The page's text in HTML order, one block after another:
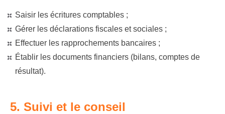
Saisir les écritures comptables ;
Gérer les déclarations fiscales et sociales ;
Effectuer les rapprochements bancaires ;
Établir les documents financiers (bilans, comptes de
résultat).
5. Suivi et le conseil